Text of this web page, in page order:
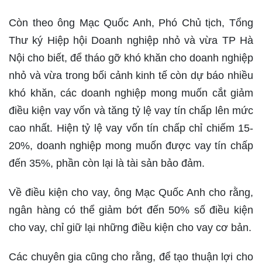
Còn theo ông Mạc Quốc Anh, Phó Chủ tịch, Tổng
Thư ký Hiệp hội Doanh nghiệp nhỏ và vừa TP Hà
Nội cho biết, để tháo gỡ khó khăn cho doanh nghiệp
nhỏ và vừa trong bối cảnh kinh tế còn dự báo nhiều
khó khăn, các doanh nghiệp mong muốn cắt giảm
điều kiện vay vốn và tăng tỷ lệ vay tín chấp lên mức
cao nhất. Hiện tỷ lệ vay vốn tín chấp chỉ chiếm 15-
20%, doanh nghiệp mong muốn được vay tín chấp
đến 35%, phần còn lại là tài sản bảo đảm.
Về điều kiện cho vay, ông Mạc Quốc Anh cho rằng,
ngân hàng có thể giảm bớt đến 50% số điều kiện
cho vay, chỉ giữ lại những điều kiện cho vay cơ bản.
Các chuyên gia cũng cho rằng, để tạo thuận lợi cho